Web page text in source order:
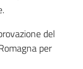
del
per